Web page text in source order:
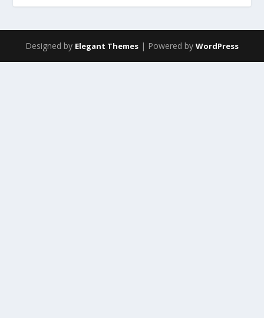
Designed by Elegant Themes | Powered by WordPress